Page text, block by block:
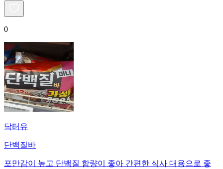
0
닥터유
단백질바
포만감이 높고 단백질 함량이 좋아 간편한 식사 대용으로 좋